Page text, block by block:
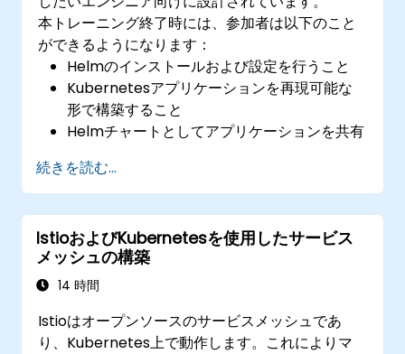
本トレーニング終了時には、参加者は以下のこと
ができるようになります：
Helmのインストールおよび設定を行うこと
Kubernetesアプリケーションを再現可能な
形で構築すること
​Helmチャートとしてアプリケーションを共有
Helmチャート形式で提供されるサードパーテ
ィ製アプリケーションを実行すること
Helmパッケージのリリース状況を管理するこ
と
続きを読む...
IstioおよびKubernetesを使用したサービス
メッシュの構築
14 時間
Istioはオープンソースのサービスメッシュであ
り、Kubernetes上で動作します。これによりマ